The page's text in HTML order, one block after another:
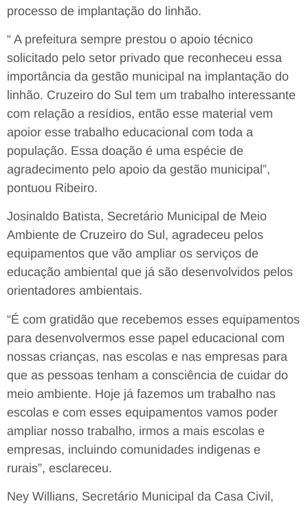
processo de implantação do linhão.
“ A prefeitura sempre prestou o apoio técnico
solicitado pelo setor privado que reconheceu essa
importância da gestão municipal na implantação do
linhão. Cruzeiro do Sul tem um trabalho interessante
com relação a resídios, então esse material vem
apoior esse trabalho educacional com toda a
população. Essa doação é uma espécie de
agradecimento pelo apoio da gestão municipal”,
pontuou Ribeiro.
Josinaldo Batista, Secretário Municipal de Meio
Ambiente de Cruzeiro do Sul, agradeceu pelos
equipamentos que vão ampliar os serviços de
educação ambiental que já são desenvolvidos pelos
orientadores ambientais.
“É com gratidão que recebemos esses equipamentos
para desenvolvermos esse papel educacional com
nossas crianças, nas escolas e nas empresas para
que as pessoas tenham a consciência de cuidar do
meio ambiente. Hoje já fazemos um trabalho nas
escolas e com esses equipamentos vamos poder
ampliar nosso trabalho, irmos a mais escolas e
empresas, incluindo comunidades indigenas e
rurais”, esclareceu.
Ney Willians, Secretário Municipal da Casa Civil,